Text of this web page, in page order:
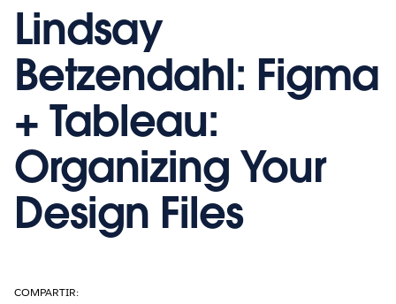
Lindsay
Betzendahl: Figma
+ Tableau:
Organizing Your
Design Files
COMPARTIR: